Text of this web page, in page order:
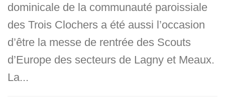
dominicale de la communauté paroissiale
des Trois Clochers a été aussi l’occasion
d’être la messe de rentrée des Scouts
d’Europe des secteurs de Lagny et Meaux.
La...